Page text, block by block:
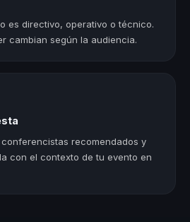
es directivo, operativo o técnico.
cambian según la audiencia.
recomendados y
con el contexto de tu evento en